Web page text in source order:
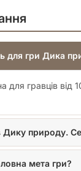
для гри Дика
для гравців від
природу.
мета гри?